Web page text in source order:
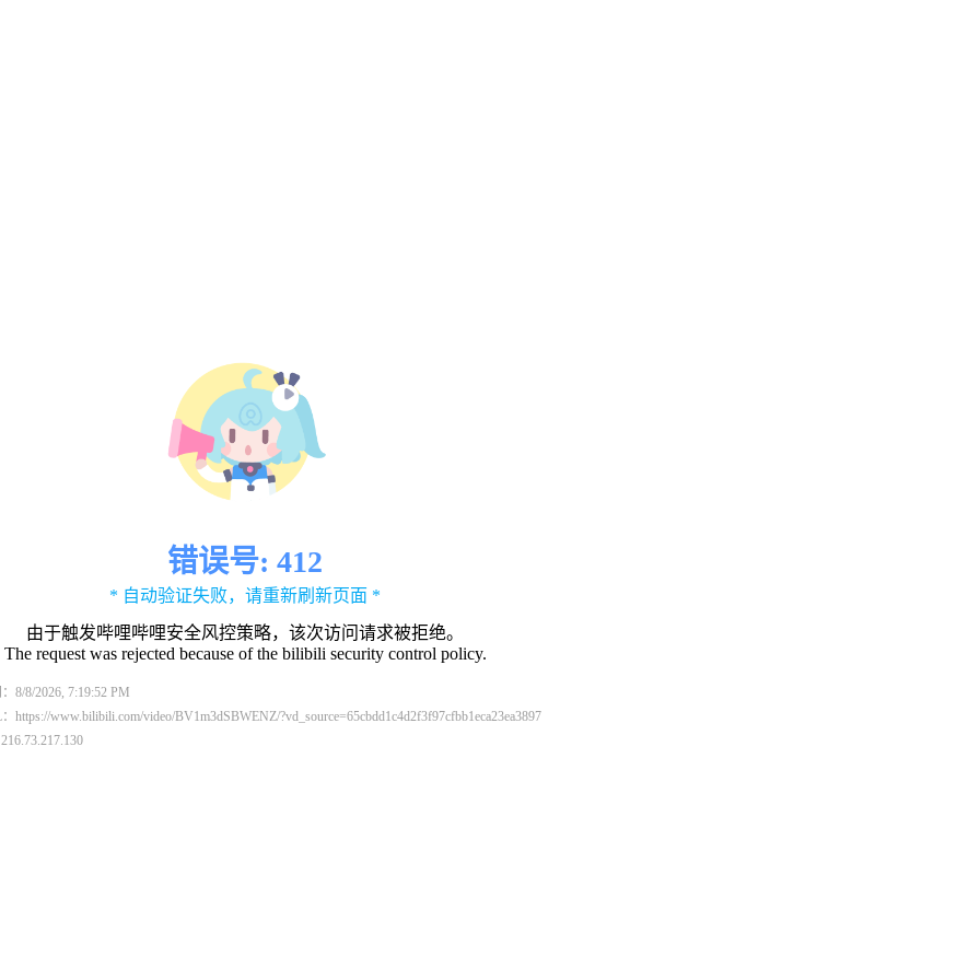
错误号: 412
* 自动验证失败，请重新刷新页面 *
由于触发哔哩哔哩安全风控策略，该次访问请求被拒绝。
The request was rejected because of the bilibili security control policy.
8/8/2026, 7:19:52 PM
https://www.bilibili.com/video/BV1m3dSBWENZ/?vd_source=65cbdd1c4d2f3f97cfbb1eca23ea3897